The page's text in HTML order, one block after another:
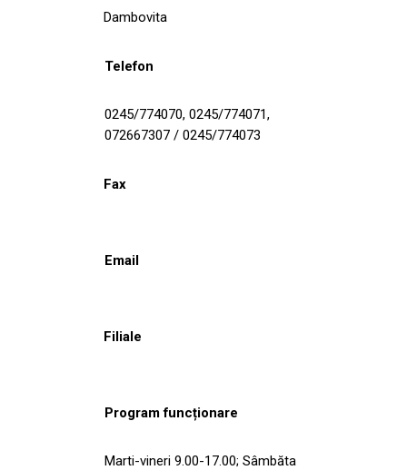
Dambovita
Telefon
0245/774070, 0245/774071,
072667307 / 0245/774073
Fax
Email
Filiale
Program funcționare
Marti-vineri 9.00-17.00; Sâmbăta